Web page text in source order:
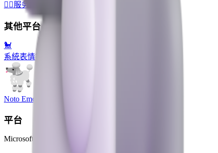
🐕‍🦺服务犬
其他平台
🐩
系統表情符號
Noto Emoji
平台
Microsoft 3D Fluent Emoji